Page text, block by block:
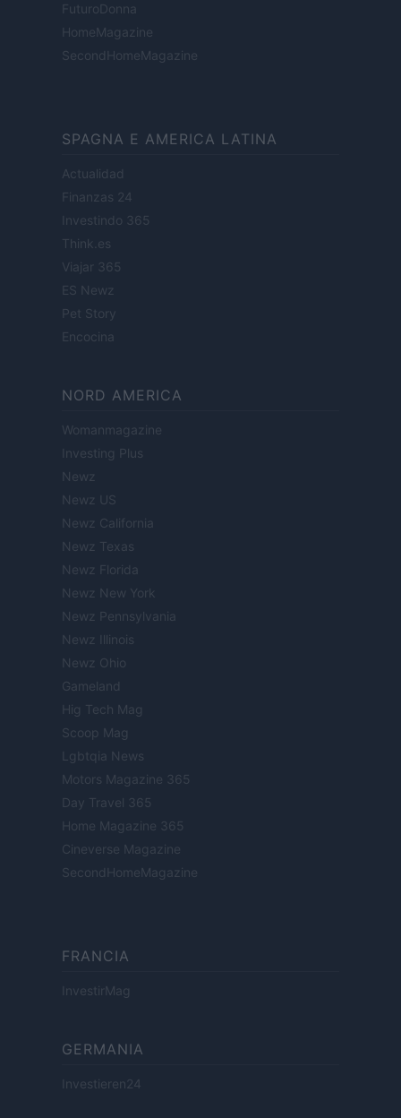
FuturoDonna
HomeMagazine
SecondHomeMagazine
SPAGNA E AMERICA LATINA
Actualidad
Finanzas 24
Investindo 365
Think.es
Viajar 365
ES Newz
Pet Story
Encocina
NORD AMERICA
Womanmagazine
Investing Plus
Newz
Newz US
Newz California
Newz Texas
Newz Florida
Newz New York
Newz Pennsylvania
Newz Illinois
Newz Ohio
Gameland
Hig Tech Mag
Scoop Mag
Lgbtqia News
Motors Magazine 365
Day Travel 365
Home Magazine 365
Cineverse Magazine
SecondHomeMagazine
FRANCIA
InvestirMag
GERMANIA
Investieren24